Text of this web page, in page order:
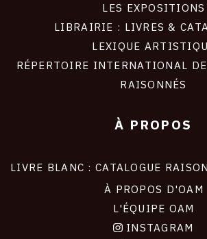
LES EXPOSITIONS
LIBRAIRIE : LIVRES &
LEXIQUE
RÉPERTOIRE INTERNATIONAL
RAISONNÉS
À PROPOS
LIVRE BLANC : CATALOGUE
À PROPOS D'OAM
L'ÉQUIPE OAM
INSTAGRAM